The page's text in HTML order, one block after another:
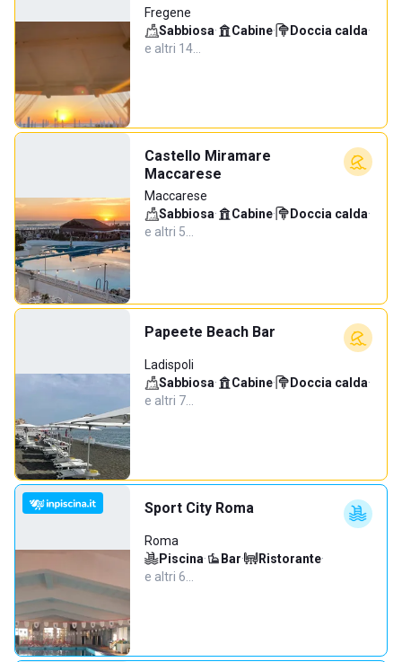
Fregene
Sabbiosa· Cabine· Doccia calda·
e altri 14…
Castello Miramare
Maccarese
Maccarese
Sabbiosa· Cabine· Doccia calda·
e altri 5…
Papeete Beach Bar
Ladispoli
Sabbiosa· Cabine· Doccia calda·
e altri 7…
Sport City Roma
Roma
Piscina· Bar· Ristorante·
e altri 6…